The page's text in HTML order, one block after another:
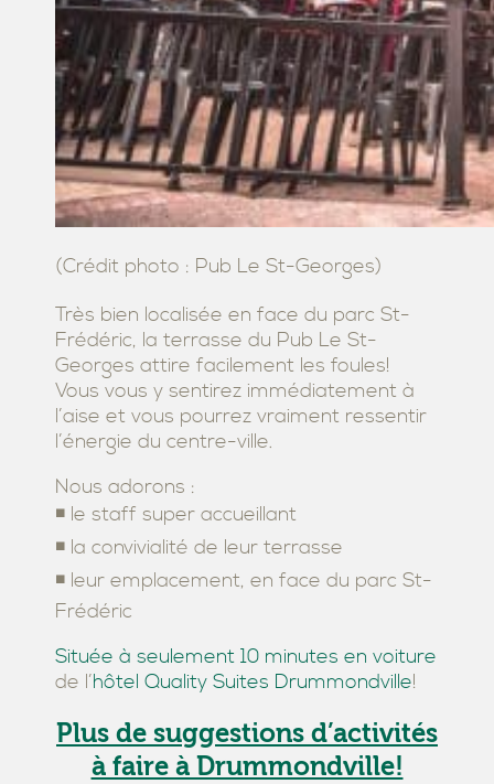
(Crédit photo : Pub Le St-Georges)
Très bien localisée en face du parc St-
Frédéric, la terrasse du Pub Le St-
Georges attire facilement les foules!
Vous vous y sentirez immédiatement à
l’aise et vous pourrez vraiment ressentir
l’énergie du centre-ville.
Nous adorons :
◾ le staff super accueillant
◾ la convivialité de leur terrasse
◾ leur emplacement, en face du parc St-
Frédéric
Située à seulement 10 minutes en voiture
de l’hôtel Quality Suites Drummondville!
Plus de suggestions d’activités
à faire à Drummondville!